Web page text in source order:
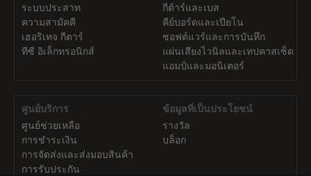
ระบบประสาท
ความสามัคคี
เฮอริเทจ กีตาร์
ทีซี อิเล็กทรอนิกส์
กีต้าร์และเบส
คีย์บอร์ดและเปียโน
ซอฟต์แวร์และการบันทึก
แผ่นเสียงไวนิลและเทปคาสเซ็ต
แอมป์และมอนิเตอร์
ศูนย์บริการ
ศูนย์ช่วยเหลือ
การชำระเงิน
การจัดส่งและส่งมอบสินค้า
การรับประกัน
ข้อมูลที่เป็นประโยชน์
รางวัล
บล็อก